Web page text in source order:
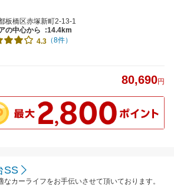
板橋区赤塚新町2-13-1
の中心から
:14.4km
4.3 （8件）
80,690円
SS
カーライフをお手伝いさせて頂いております。